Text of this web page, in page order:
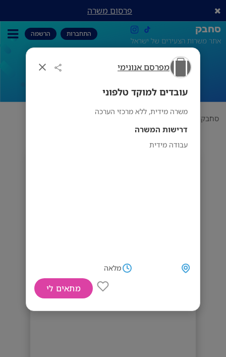
מפרסם אנונימי
עובדים למוקד טלפוני
משרה מידית, ללא מרכזי הערכה
דרישות המשרה
עבודה מידית
מלאה
מתאים לי
פרסום משרה
סחבק
אתר משרות הצעירים של ישראל
התחברות הרשמה
עובדים למוקד טלפוני
סחבק מפרסם אנונימי